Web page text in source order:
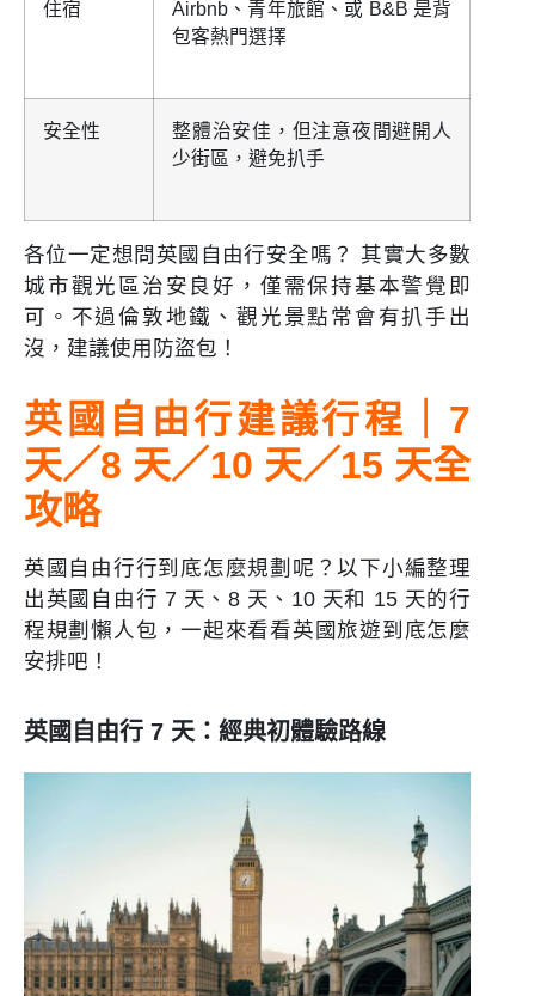
住宿
Airbnb、青年旅館、或 B&B 是背
包客熱門選擇
安全性
整體治安佳，但注意夜間避開人
少街區，避免扒手
各位一定想問英國自由行安全嗎？ 其實大多數
城市觀光區治安良好，僅需保持基本警覺即
可。不過倫敦地鐵、觀光景點常會有扒手出
沒，建議使用防盜包！
英國自由行建議行程｜7
天／8 天／10 天／15 天全
攻略
英國自由行行到底怎麼規劃呢？以下小編整理
出英國自由行 7 天、8 天、10 天和 15 天的行
程規劃懶人包，一起來看看英國旅遊到底怎麼
安排吧！
英國自由行 7 天：經典初體驗路線